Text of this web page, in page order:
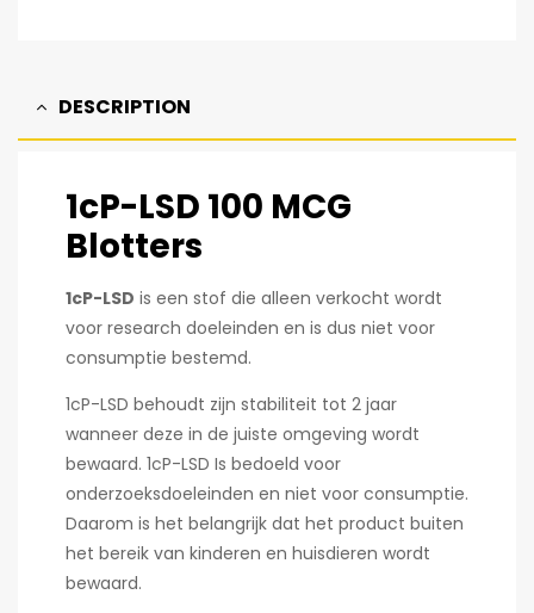
DESCRIPTION
1cP-LSD 100 MCG
Blotters
1cP-LSD is een stof die alleen verkocht wordt
voor research doeleinden en is dus niet voor
consumptie bestemd.
1cP-LSD behoudt zijn stabiliteit tot 2 jaar
wanneer deze in de juiste omgeving wordt
bewaard. 1cP-LSD Is bedoeld voor
onderzoeksdoeleinden en niet voor consumptie.
Daarom is het belangrijk dat het product buiten
het bereik van kinderen en huisdieren wordt
bewaard.